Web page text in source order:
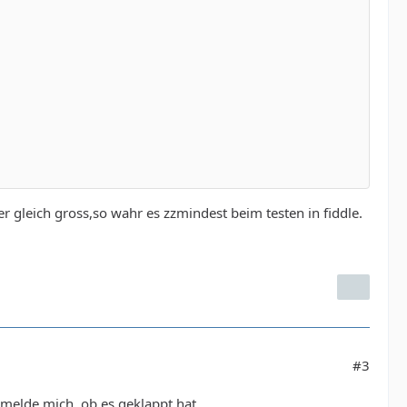
gleich gross,so wahr es zzmindest beim testen in fiddle.
#3
mich, ob es geklappt hat.